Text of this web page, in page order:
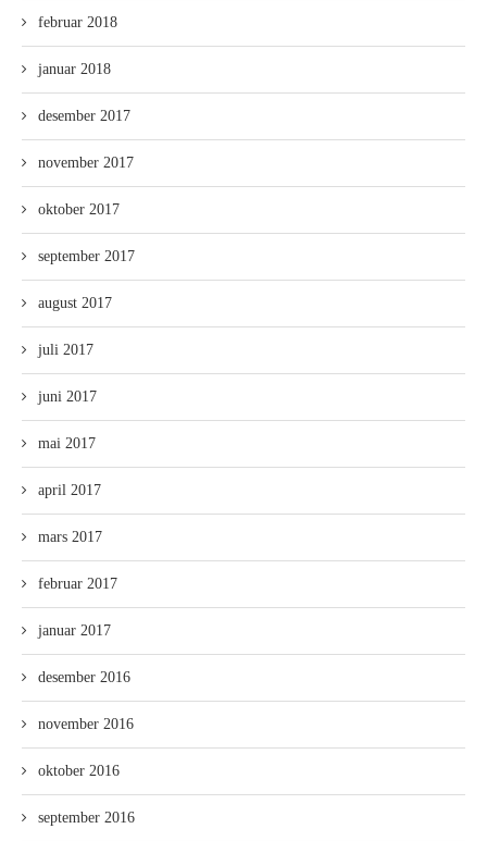
februar 2018
januar 2018
desember 2017
november 2017
oktober 2017
september 2017
august 2017
juli 2017
juni 2017
mai 2017
april 2017
mars 2017
februar 2017
januar 2017
desember 2016
november 2016
oktober 2016
september 2016